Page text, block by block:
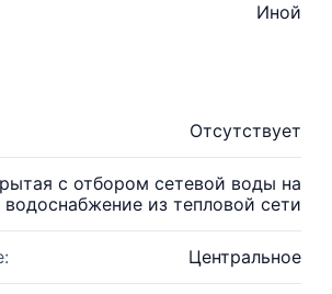
Иной
Отсутствует
с отбором сетевой воды на
водоснабжение из тепловой сети
Центральное